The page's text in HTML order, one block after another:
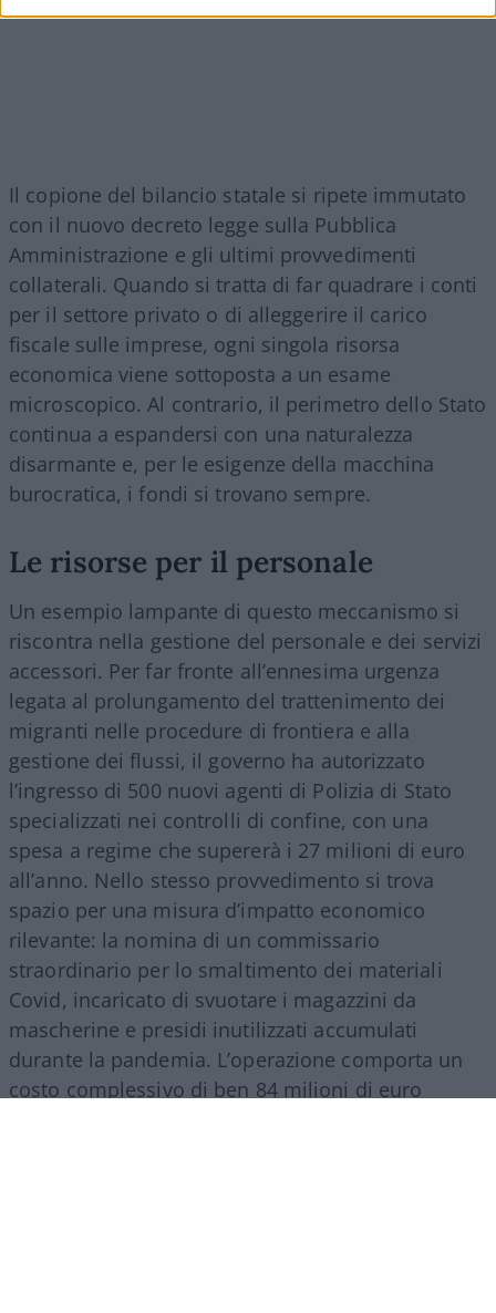
Il copione del bilancio statale si ripete immutato
con il nuovo decreto legge sulla Pubblica
Amministrazione e gli ultimi provvedimenti
collaterali. Quando si tratta di far quadrare i conti
per il settore privato o di alleggerire il carico
fiscale sulle imprese, ogni singola risorsa
economica viene sottoposta a un esame
microscopico. Al contrario, il perimetro dello Stato
continua a espandersi con una naturalezza
disarmante e, per le esigenze della macchina
burocratica, i fondi si trovano sempre.
Le risorse per il personale
Un esempio lampante di questo meccanismo si
riscontra nella gestione del personale e dei servizi
accessori. Per far fronte all’ennesima urgenza
legata al prolungamento del trattenimento dei
migranti nelle procedure di frontiera e alla
gestione dei flussi, il governo ha autorizzato
l’ingresso di 500 nuovi agenti di Polizia di Stato
specializzati nei controlli di confine, con una
spesa a regime che supererà i 27 milioni di euro
all’anno. Nello stesso provvedimento si trova
spazio per una misura d’impatto economico
rilevante: la nomina di un commissario
straordinario per lo smaltimento dei materiali
Covid, incaricato di svuotare i magazzini da
mascherine e presidi inutilizzati accumulati
durante la pandemia. L’operazione comporta un
costo complessivo di ben 84 milioni di euro